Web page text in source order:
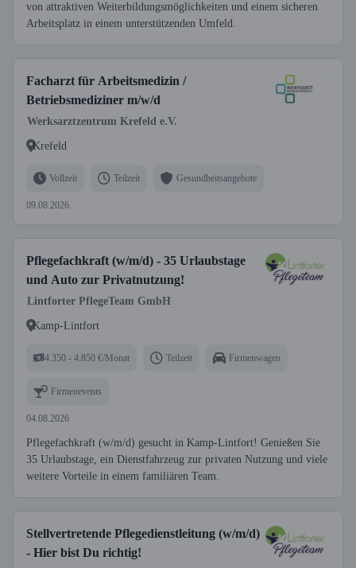
von attraktiven Weiterbildungsmöglichkeiten und einem sicheren
Arbeitsplatz in einem unterstützenden Umfeld.
Facharzt für Arbeitsmedizin /
Betriebsmediziner m/w/d
Werksarztzentrum Krefeld e.V.
Krefeld
Vollzeit Teilzeit Gesundheitsangebote
09.08.2026
Pflegefachkraft (w/m/d) - 35 Urlaubstage
und Auto zur Privatnutzung!
Lintforter PflegeTeam GmbH
Kamp-Lintfort
4.350 - 4.850 €/Monat Teilzeit Firmenwagen
Firmenevents
04.08.2026
Pflegefachkraft (w/m/d) gesucht in Kamp-Lintfort! Genießen Sie
35 Urlaubstage, ein Dienstfahrzeug zur privaten Nutzung und viele
weitere Vorteile in einem familiären Team.
Stellvertretende Pflegedienstleitung (w/m/d)
- Hier bist Du richtig!